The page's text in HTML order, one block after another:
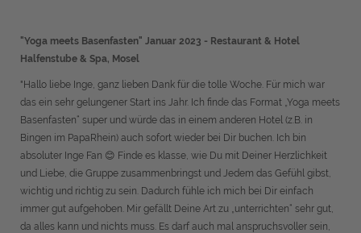
"Yoga meets Basenfasten" Januar 2023 - Restaurant & Hotel
Halfenstube & Spa, Mosel
"Hallo liebe Inge, ganz lieben Dank für die tolle Woche. Für mich war
das ein sehr gelungener Start ins Jahr. Ich finde das Format „Yoga meets
Basenfasten“ super und würde das in einem anderen Hotel (z.B. in
Bingen im PapaRhein) auch sofort wieder bei Dir buchen. Ich bin
absoluter Inge Fan 😊 Finde es klasse, wie Du mit Deiner Herzlichkeit
und Liebe, die Gruppe zusammenbringst und Jedem das Gefühl gibst,
wichtig und richtig zu sein. Dadurch fühle ich mich bei Dir einfach
immer gut aufgehoben. Mir gefällt Deine Art zu „unterrichten“ sehr gut,
da alles kann und nichts muss. Es darf auch mal anspruchsvoller sein,